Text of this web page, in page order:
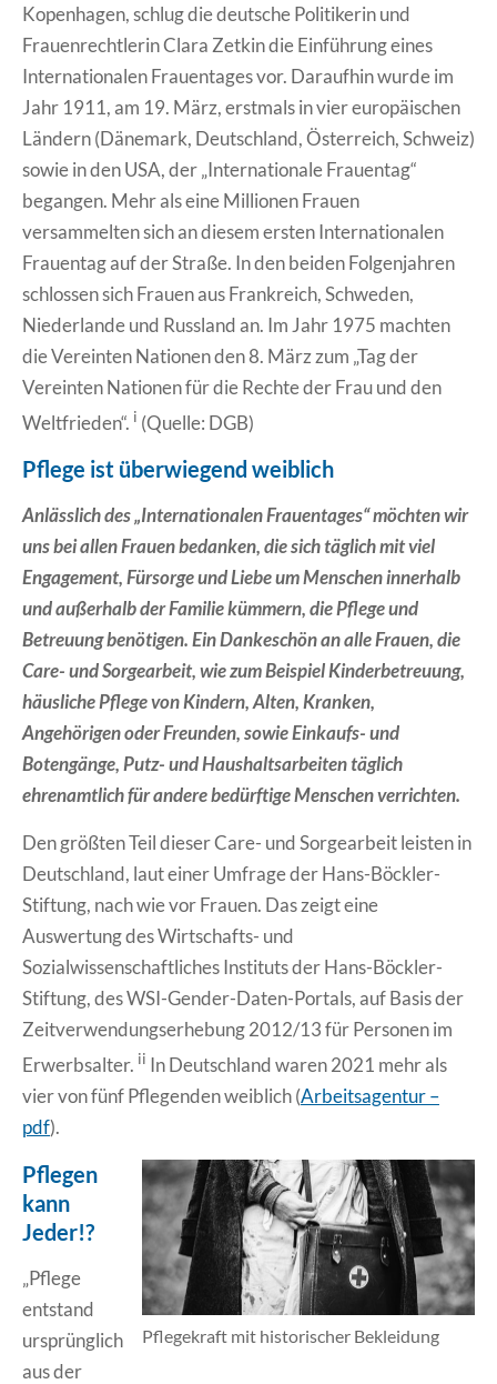
Kopenhagen, schlug die deutsche Politikerin und
Frauenrechtlerin Clara Zetkin die Einführung eines
Internationalen Frauentages vor. Daraufhin wurde im
Jahr 1911, am 19. März, erstmals in vier europäischen
Ländern (Dänemark, Deutschland, Österreich, Schweiz)
sowie in den USA, der „Internationale Frauentag“
begangen. Mehr als eine Millionen Frauen
versammelten sich an diesem ersten Internationalen
Frauentag auf der Straße. In den beiden Folgenjahren
schlossen sich Frauen aus Frankreich, Schweden,
Niederlande und Russland an. Im Jahr 1975 machten
die Vereinten Nationen den 8. März zum „Tag der
Vereinten Nationen für die Rechte der Frau und den
Weltfrieden“. i (Quelle: DGB)
Pflege ist überwiegend weiblich
Anlässlich des „Internationalen Frauentages“ möchten wir
uns bei allen Frauen bedanken, die sich täglich mit viel
Engagement, Fürsorge und Liebe um Menschen innerhalb
und außerhalb der Familie kümmern, die Pflege und
Betreuung benötigen. Ein Dankeschön an alle Frauen, die
Care- und Sorgearbeit, wie zum Beispiel Kinderbetreuung,
häusliche Pflege von Kindern, Alten, Kranken,
Angehörigen oder Freunden, sowie Einkaufs- und
Botengänge, Putz- und Haushaltsarbeiten täglich
ehrenamtlich für andere bedürftige Menschen verrichten.
Den größten Teil dieser Care- und Sorgearbeit leisten in
Deutschland, laut einer Umfrage der Hans-Böckler-
Stiftung, nach wie vor Frauen. Das zeigt eine
Auswertung des Wirtschafts- und
Sozialwissenschaftliches Instituts der Hans-Böckler-
Stiftung, des WSI-Gender-Daten-Portals, auf Basis der
Zeitverwendungserhebung 2012/13 für Personen im
Erwerbsalter. ii In Deutschland waren 2021 mehr als
vier von fünf Pflegenden weiblich (Arbeitsagentur –
pdf).
Pflegekraft mit historischer Bekleidung
Pflegen
kann
Jeder!?
„Pflege
entstand
ursprünglich
aus der